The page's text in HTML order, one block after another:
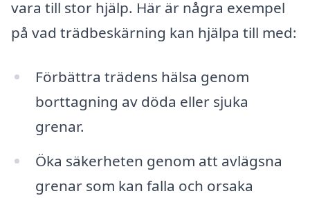
vara till stor hjälp. Här är några exempel
på vad trädbeskärning kan hjälpa till med:
Förbättra trädens hälsa genom
borttagning av döda eller sjuka
grenar.
Öka säkerheten genom att avlägsna
grenar som kan falla och orsaka